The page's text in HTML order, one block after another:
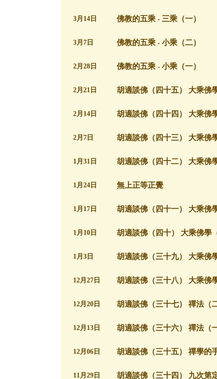
3月14日 佛教的五乘 - 三乘（一）
3月7日 佛教的五乘 - 小乘（二）
2月28日 佛教的五乘 - 小乘（一）
2月21日 胡適談佛（四十五） 大乘佛
2月14日 胡適談佛（四十四） 大乘佛
2月7日 胡適談佛（四十三） 大乘佛
1月31日 胡適談佛（四十二） 大乘佛
1月24日 無上正等正覺
1月17日 胡適談佛（四十一） 大乘佛
1月10日 胡適談佛（四十） 大乘佛學
1月3日 胡適談佛（三十九） 大乘佛
12月27日 胡適談佛（三十八） 大乘佛
12月20日 胡適談佛（三十七） 禪法（
12月13日 胡適談佛（三十六） 禪法（
12月06日 胡適談佛（三十五） 禪學的
11月29日 胡適談佛（三十四） 九次第